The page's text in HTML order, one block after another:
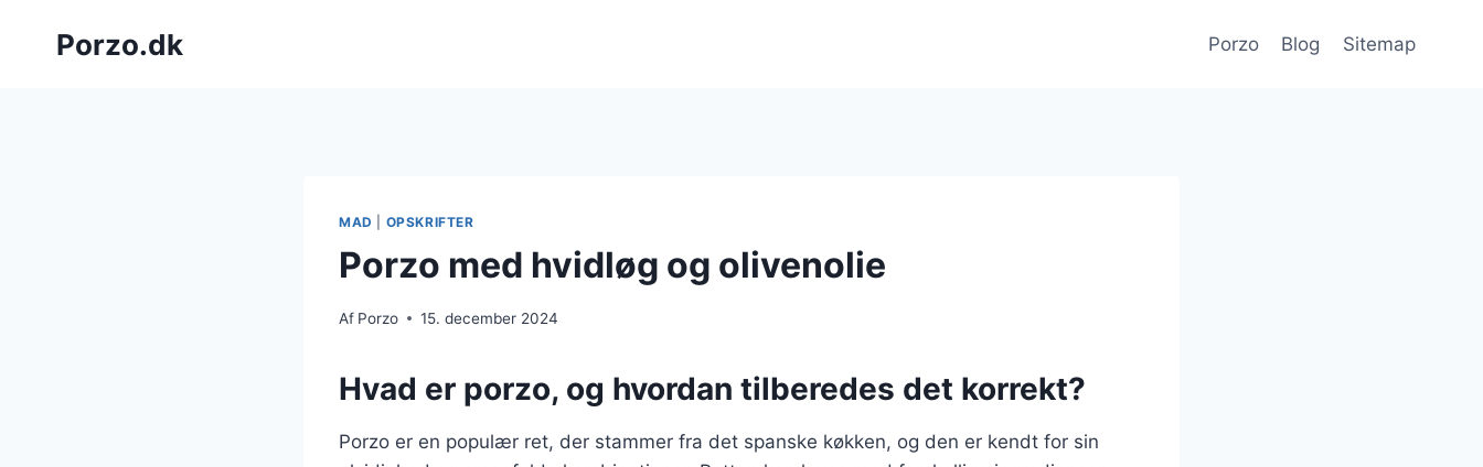
Porzo.dk Porzo Blog Sitemap
MAD OPSKRIFTER
Porzo med hvidløg og olivenolie
Af Porzo 15. december 2024
Hvad er porzo, og hvordan tilberedes det korrekt?
Porzo er en populær ret, der stammer fra det spanske køkken, og den er kendt for sin